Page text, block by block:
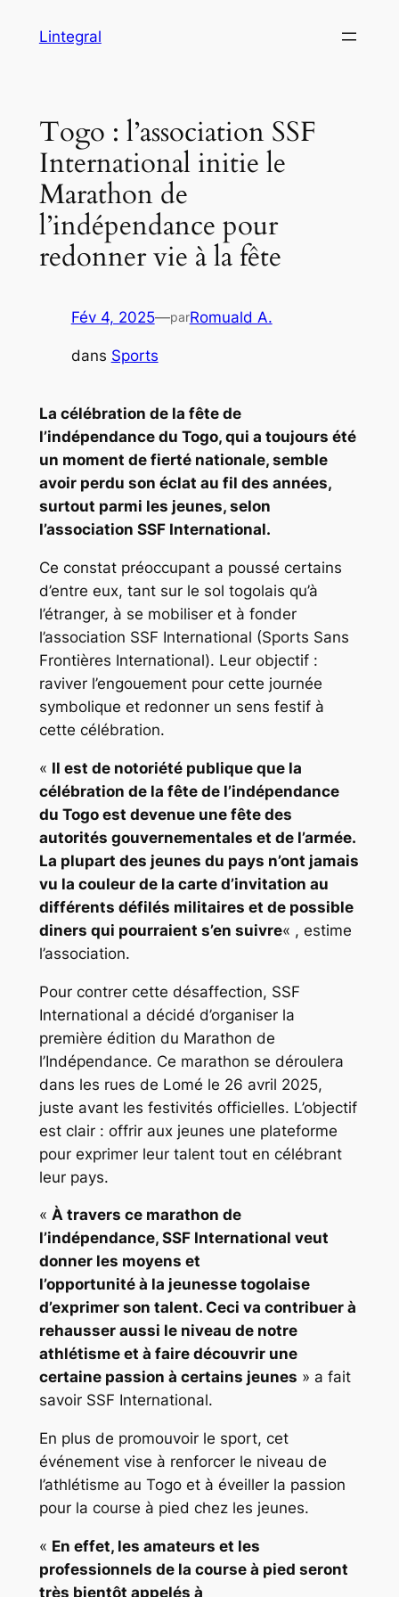
Lintegral
Togo : l’association SSF
International initie le
Marathon de
l’indépendance pour
redonner vie à la fête
Fév 4, 2025—parRomuald A.
dans Sports
La célébration de la fête de
l’indépendance du Togo, qui a toujours été
un moment de fierté nationale, semble
avoir perdu son éclat au fil des années,
surtout parmi les jeunes, selon
l’association SSF International.
Ce constat préoccupant a poussé certains
d’entre eux, tant sur le sol togolais qu’à
l’étranger, à se mobiliser et à fonder
l’association SSF International (Sports Sans
Frontières International). Leur objectif :
raviver l’engouement pour cette journée
symbolique et redonner un sens festif à
cette célébration.
« Il est de notoriété publique que la
célébration de la fête de l’indépendance
du Togo est devenue une fête des
autorités gouvernementales et de l’armée.
La plupart des jeunes du pays n’ont jamais
vu la couleur de la carte d’invitation au
différents défilés militaires et de possible
diners qui pourraient s’en suivre« , estime
l’association.
Pour contrer cette désaffection, SSF
International a décidé d’organiser la
première édition du Marathon de
l’Indépendance. Ce marathon se déroulera
dans les rues de Lomé le 26 avril 2025,
juste avant les festivités officielles. L’objectif
est clair : offrir aux jeunes une plateforme
pour exprimer leur talent tout en célébrant
leur pays.
« À travers ce marathon de
l’indépendance, SSF International veut
donner les moyens et
l’opportunité à la jeunesse togolaise
d’exprimer son talent. Ceci va contribuer à
rehausser aussi le niveau de notre
athlétisme et à faire découvrir une
certaine passion à certains jeunes » a fait
savoir SSF International.
En plus de promouvoir le sport, cet
événement vise à renforcer le niveau de
l’athlétisme au Togo et à éveiller la passion
pour la course à pied chez les jeunes.
« En effet, les amateurs et les
professionnels de la course à pied seront
très bientôt appelés à